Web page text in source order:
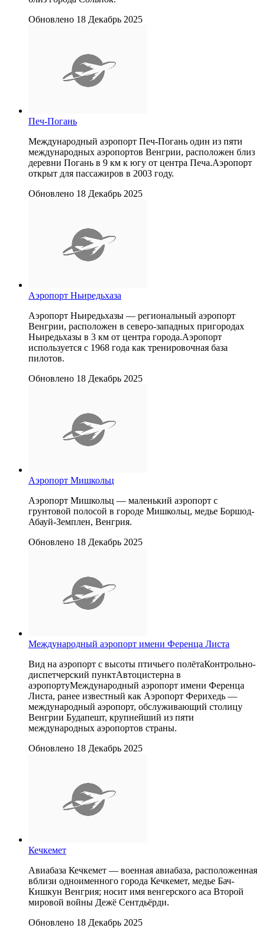
Обновлено 18 Декабрь 2025
Печ-Погань
Международный аэропорт Печ-Погань один из пяти
международных аэропортов Венгрии, расположен близ
деревни Погань в 9 км к югу от центра Печа.Аэропорт
открыт для пассажиров в 2003 году.
Обновлено 18 Декабрь 2025
Аэропорт Ньиредьхаза
Аэропорт Ньиредьхазы — региональный аэропорт
Венгрии, расположен в северо-западных пригородах
Ньиредьхазы в 3 км от центра города.Аэропорт
используется с 1968 года как тренировочная база
пилотов.
Обновлено 18 Декабрь 2025
Аэропорт Мишкольц
Аэропорт Мишкольц — маленький аэропорт с
грунтовой полосой в городе Мишкольц, медье Боршод-
Абауй-Земплен, Венгрия.
Обновлено 18 Декабрь 2025
Международный аэропорт имени Ференца Листа
Вид на аэропорт с высоты птичьего полётаКонтрольно-
диспетчерский пунктАвтоцистерна в
аэропортуМеждународный аэропорт имени Ференца
Листа, ранее известный как Аэропорт Ферихедь —
международный аэропорт, обслуживающий столицу
Венгрии Будапешт, крупнейший из пяти
международных аэропортов страны.
Обновлено 18 Декабрь 2025
Кечкемет
Авиабаза Кечкемет — военная авиабаза, расположенная
вблизи одноименного города Кечкемет, медье Бач-
Кишкун Венгрия; носит имя венгерского аса Второй
мировой войны Дежё Сентдьёрди.
Обновлено 18 Декабрь 2025